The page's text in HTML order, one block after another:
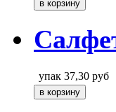
упак 37,30 руб